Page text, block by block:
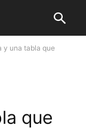
y una tabla que
que